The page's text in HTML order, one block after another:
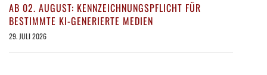
AB 02. AUGUST: KENNZEICHNUNGSPFLICHT FÜR
BESTIMMTE KI-GENERIERTE MEDIEN
29. JULI 2026